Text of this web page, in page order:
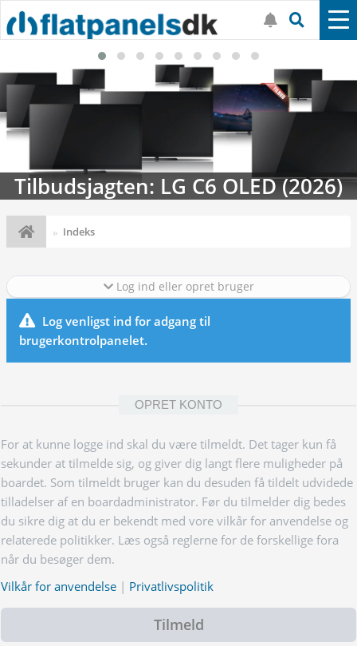
Tilbudsjagten: LG C6 OLED (2026)
Indeks
Log ind eller opret bruger
Log venligst ind for adgang til
brugerkontrolpanelet.
OPRET KONTO
For at kunne logge ind skal du være tilmeldt. Det tager kun få
sekunder at tilmelde sig, og giver dig langt flere muligheder på
boardet. Som tilmeldt bruger kan du desuden få tildelt udvidede
tilladelser af en boardadministrator. Før du tilmelder dig bedes
du sikre dig at du er bekendt med vore vilkår for anvendelse og
relaterede politikker. Læs også reglerne for de forskellige fora
når du besøger dem.
Vilkår for anvendelse | Privatlivspolitik
Tilmeld